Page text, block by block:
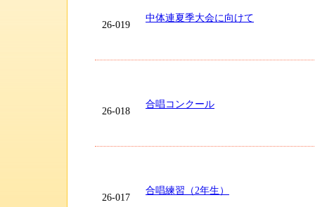
26-019
中体連夏季大会に向けて
26-018
合唱コンクール
26-017
合唱練習（2年生）